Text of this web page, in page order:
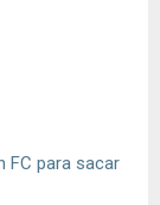
FC para sacar